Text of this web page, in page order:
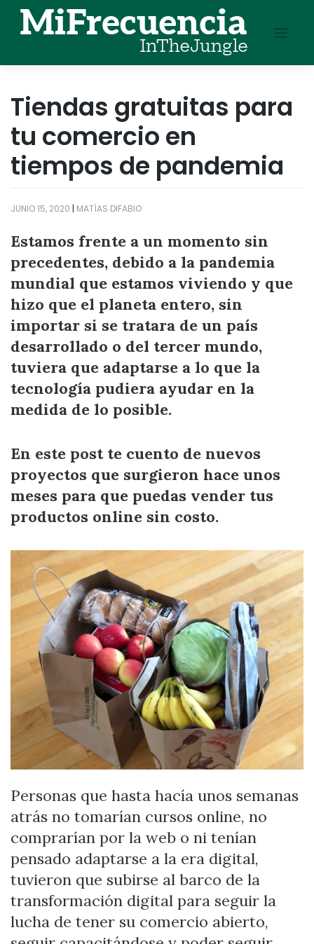
content
Tiendas gratuitas para
tu comercio en
tiempos de pandemia
JUNIO 15, 2020 | MATÍAS DIFABIO
Estamos frente a un momento sin
precedentes, debido a la pandemia
mundial que estamos viviendo y que
hizo que el planeta entero, sin
importar si se tratara de un país
desarrollado o del tercer mundo,
tuviera que adaptarse a lo que la
tecnología pudiera ayudar en la
medida de lo posible.
En este post te cuento de nuevos
proyectos que surgieron hace unos
meses para que puedas vender tus
productos online sin costo.
Personas que hasta hacía unos semanas
atrás no tomarían cursos online, no
comprarían por la web o ni tenían
pensado adaptarse a la era digital,
tuvieron que subirse al barco de la
transformación digital para seguir la
lucha de tener su comercio abierto,